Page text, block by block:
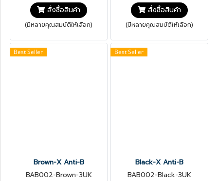
สั่งซื้อสินค้า
(มีหลายคุณสมบัติให้เลือก)
สั่งซื้อสินค้า
(มีหลายคุณสมบัติให้เลือก)
Best Seller
Brown-X Anti-B
BAB002-Brown-3UK
Best Seller
Black-X Anti-B
BAB002-Black-3UK